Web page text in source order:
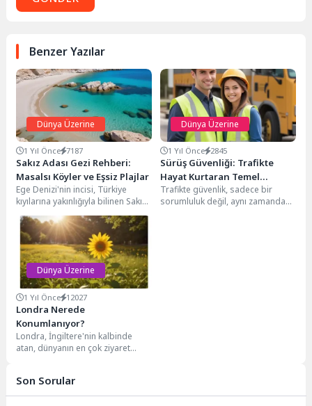
Benzer Yazılar
Dünya Üzerine
1 Yıl Önce 7187
Sakız Adası Gezi Rehberi:
Masalsı Köyler ve Eşsiz Plajlar
Ege Denizi'nin incisi, Türkiye
kıyılarına yakınlığıyla bilinen Sakız
Adası, ziyaretçilerine unutulmaz
bir deneyim sunuyor. Sakız...
Dünya Üzerine
1 Yıl Önce 2845
Sürüş Güvenliği: Trafikte
Hayat Kurtaran Temel
Kurallar
Trafikte güvenlik, sadece bir
sorumluluk değil, aynı zamanda
Dünya Üzerine
1 Yıl Önce 12027
Londra Nerede
Konumlanıyor?
Londra, İngiltere'nin kalbinde
atan, dünyanın en çok ziyaret
Son Sorular